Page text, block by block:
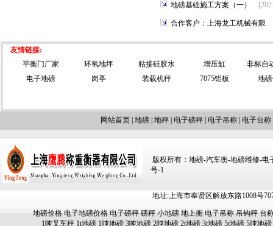
地磅基础施工方案（一）
合作客户：上海龙工机械有限
友情链接:
平衡门厂家
环氧地坪 粘接硅胶水 增压缸
非标自
电子地磅
岗亭 装载机秤 7075铝板 地
网站首页 地磅 地秤 电子磅秤 电子吊称 电子台称
版权所有：地磅-汽车衡-地磅维修-电
号-1
地址:上海市奉贤区解放东路1008号
地磅价格 电子地磅价格 电子磅秤 磅秤 小地磅 地上衡 电子吊称 吊钩秤 台
1吨叉车秤 1t地磅 1吨地磅 3吨地磅 2吨地磅 2t地磅 3t地磅 5t地磅 5吨地磅